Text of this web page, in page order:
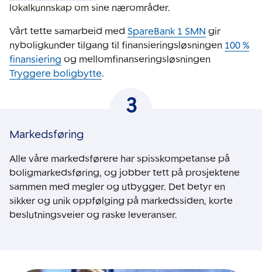
lokalkunnskap om sine nærområder.
Vårt tette samarbeid med SpareBank 1 SMN gir
nyboligkunder tilgang til finansieringsløsningen 100 %
finansiering og mellomfinanseringsløsningen
Tryggere boligbytte.
Markedsføring
Alle våre markedsførere har spisskompetanse på
boligmarkedsføring, og jobber tett på prosjektene
sammen med megler og utbygger. Det betyr en
sikker og unik oppfølging på markedssiden, korte
beslutningsveier og raske leveranser.